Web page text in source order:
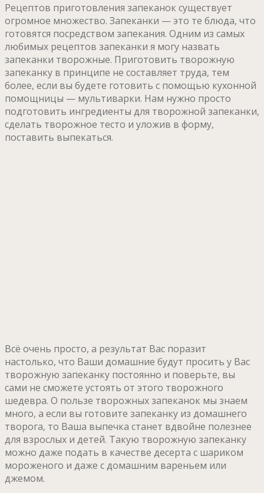
Рецептов приготовления запеканок существует
огромное множество. Запеканки — это те блюда, что
готовятся посредством запекания. Одним из самых
любимых рецептов запеканки я могу назвать
запеканки творожные. Приготовить творожную
запеканку в принципе не составляет труда, тем
более, если вы будете готовить с помощью кухонной
помощницы — мультиварки. Нам нужно просто
подготовить ингредиенты для творожной запеканки,
сделать творожное тесто и уложив в форму,
поставить выпекаться.
Всё очень просто, а результат Вас поразит
настолько, что Ваши домашние будут просить у Вас
творожную запеканку постоянно и поверьте, вы
сами не сможете устоять от этого творожного
шедевра. О пользе творожных запеканок мы знаем
много, а если вы готовите запеканку из домашнего
творога, то Ваша выпечка станет вдвойне полезнее
для взрослых и детей. Такую творожную запеканку
можно даже подать в качестве десерта с шариком
мороженого и даже с домашним вареньем или
джемом.